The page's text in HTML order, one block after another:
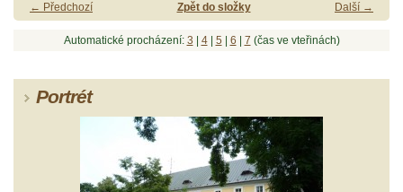
← Předchozí Další →
Zpět do složky
Automatické procházení: 3 4| 5 6 7 (čas ve vteřinách)
Portrét